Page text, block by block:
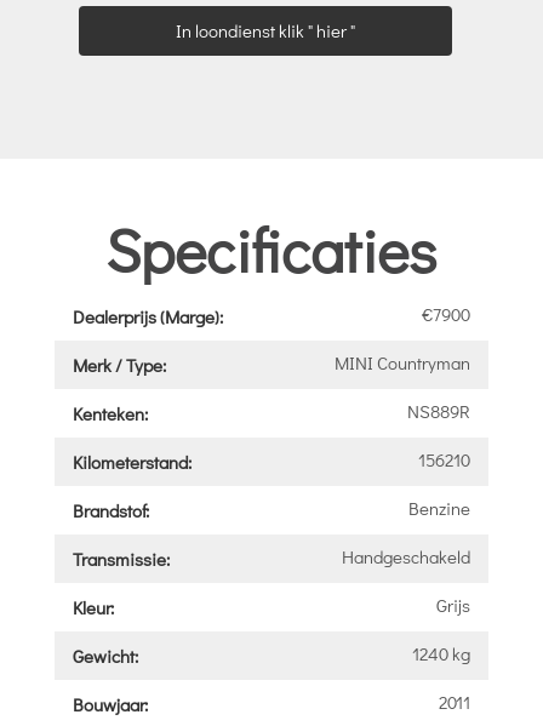
In loondienst klik " hier "
Specificaties
Dealerprijs (Marge): €7900
Merk / Type: MINI Countryman
Kenteken: NS889R
Kilometerstand: 156210
Brandstof: Benzine
Transmissie: Handgeschakeld
Kleur: Grijs
Gewicht: 1240 kg
Bouwjaar: 2011